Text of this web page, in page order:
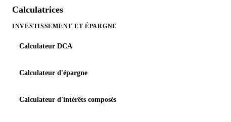
Calculatrices
INVESTISSEMENT ET ÉPARGNE
Calculateur DCA
Calculateur d'épargne
Calculateur d'intérêts composés